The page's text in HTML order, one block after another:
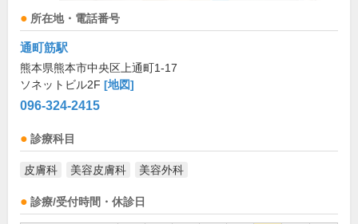
所在地・電話番号
通町筋駅
熊本県熊本市中央区上通町1-17
ソネットビル2F [地図]
096-324-2415
診療科目
皮膚科 美容皮膚科 美容外科
診療/受付時間・休診日